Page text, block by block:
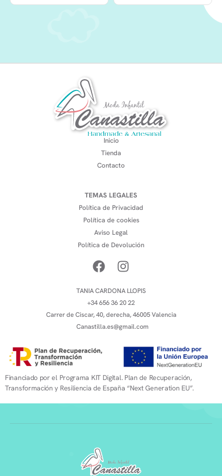
Inicio
Tienda
Contacto
TEMAS LEGALES
Política de Privacidad
Política de cookies
Aviso Legal
Política de Devolución
TANIA CARDONA LLOPIS
+34 656 36 20 22
Carrer de Ciscar, 40, derecha, 46005 Valencia
Canastilla.es@gmail.com
Financiado por el Programa KIT Digital. Plan de Recuperación,
Transformación y Resiliencia de España “Next Generation EU”.